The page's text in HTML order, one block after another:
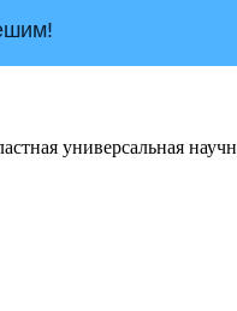
универсальная